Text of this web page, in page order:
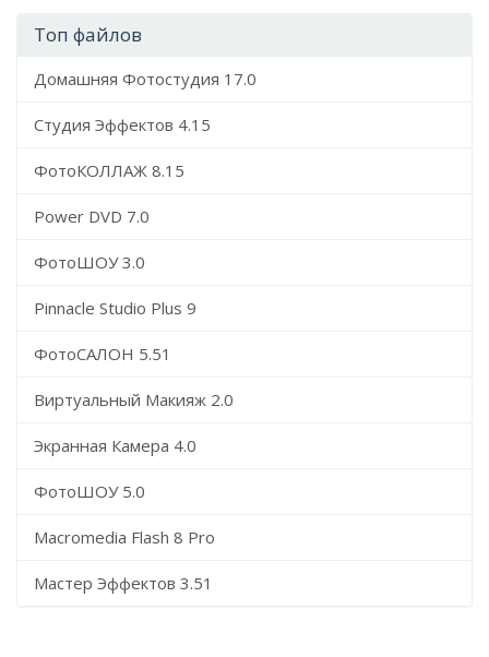
Топ файлов
Домашняя Фотостудия 17.0
Студия Эффектов 4.15
ФотоКОЛЛАЖ 8.15
Power DVD 7.0
ФотоШОУ 3.0
Pinnacle Studio Plus 9
ФотоСАЛОН 5.51
Виртуальный Макияж 2.0
Экранная Камера 4.0
ФотоШОУ 5.0
Macromedia Flash 8 Pro
Мастер Эффектов 3.51